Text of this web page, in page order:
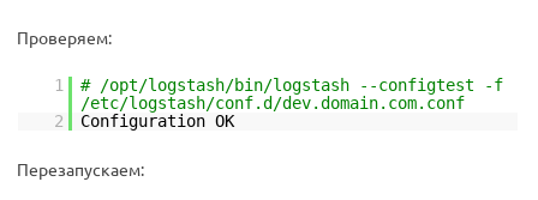
Проверяем:
1
# /opt/logstash/bin/logstash --configtest -f
/etc/logstash/conf.d/dev.domain.com.conf
2
Configuration OK
Перезапускаем: